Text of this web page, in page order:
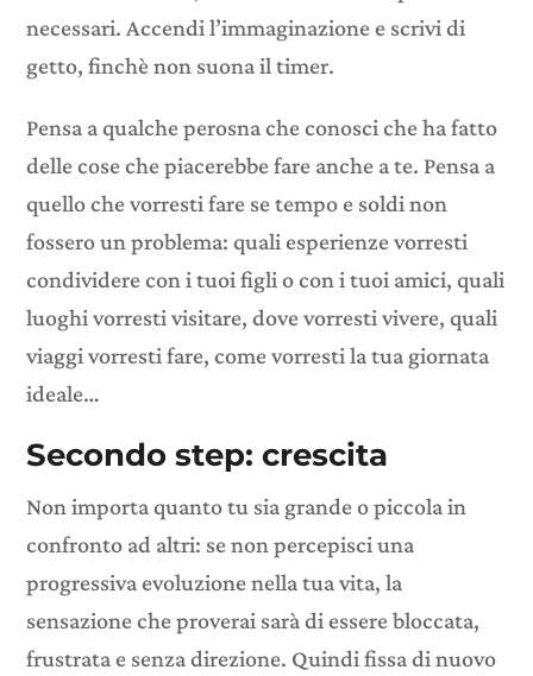
necessari. Accendi l’immaginazione e scrivi di
getto, finchè non suona il timer.
Pensa a qualche perosna che conosci che ha fatto
delle cose che piacerebbe fare anche a te. Pensa a
quello che vorresti fare se tempo e soldi non
fossero un problema: quali esperienze vorresti
condividere con i tuoi figli o con i tuoi amici, quali
luoghi vorresti visitare, dove vorresti vivere, quali
viaggi vorresti fare, come vorresti la tua giornata
ideale…
Secondo step: crescita
Non importa quanto tu sia grande o piccola in
confronto ad altri: se non percepisci una
progressiva evoluzione nella tua vita, la
sensazione che proverai sarà di essere bloccata,
frustrata e senza direzione. Quindi fissa di nuovo